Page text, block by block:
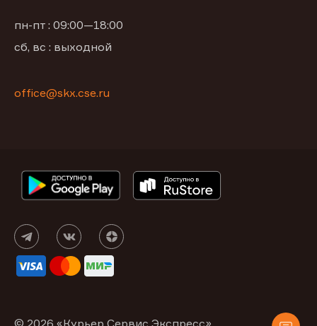
пн-пт : 09:00—18:00
сб, вс : выходной
office@skx.cse.ru
© 2026 «Курьер Сервис Экспресс»